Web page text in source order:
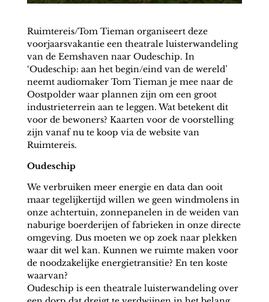
Ruimtereis/Tom Tieman organiseert deze
voorjaarsvakantie een theatrale luisterwandeling
van de Eemshaven naar Oudeschip. In
‘Oudeschip: aan het begin/eind van de wereld’
neemt audiomaker Tom Tieman je mee naar de
Oostpolder waar plannen zijn om een groot
industrieterrein aan te leggen. Wat betekent dit
voor de bewoners? Kaarten voor de voorstelling
zijn vanaf nu te koop via de website van
Ruimtereis.
Oudeschip
We verbruiken meer energie en data dan ooit
maar tegelijkertijd willen we geen windmolens in
onze achtertuin, zonnepanelen in de weiden van
naburige boerderijen of fabrieken in onze directe
omgeving. Dus moeten we op zoek naar plekken
waar dit wel kan. Kunnen we ruimte maken voor
de noodzakelijke energietransitie? En ten koste
waarvan?
Oudeschip is een theatrale luisterwandeling over